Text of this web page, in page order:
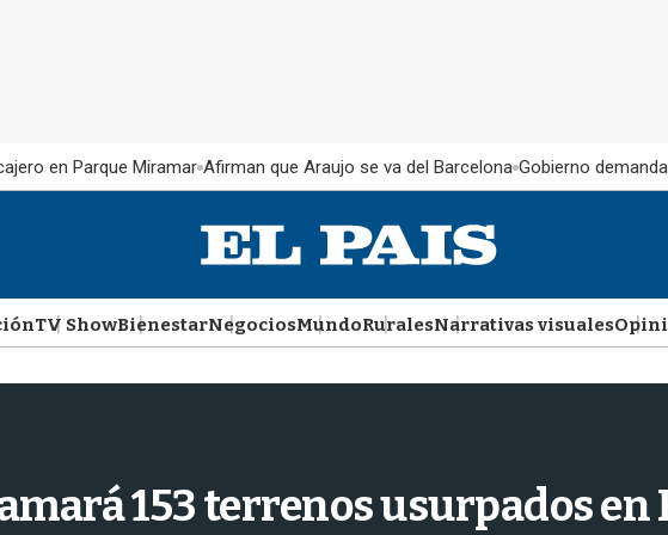
en Parque Miramar Afirman que Araujo se va del Barcelona Gobierno
TV ShowBienestarNegociosMundoRuralesNarrativas visuales
153 terrenos usurpados en